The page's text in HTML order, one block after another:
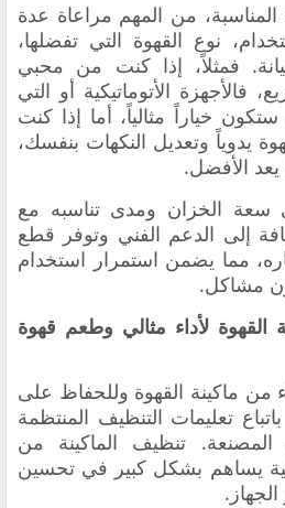
المناسبة، من المهم مراعاة عدة
نوع القهوة التي تفضلها،
فمثلاً، إذا كنت من محبي
فالأجهزة الأتوماتيكية أو التي
خياراً مثالياً، أما إذا كنت
يدوياً وتعديل النكهات بنفسك،
يعد الأفضل.
سعة الخزان ومدى تناسبه مع
إلى الدعم الفني وتوفر قطع
مما يضمن استمرار استخدام
مشاكل.
لأداء مثالي وطعم قهوة
ماكينة القهوة وللحفاظ على
تعليمات التنظيف المنتظمة
تنظيف الماكينة من
يساهم بشكل كبير في تحسين